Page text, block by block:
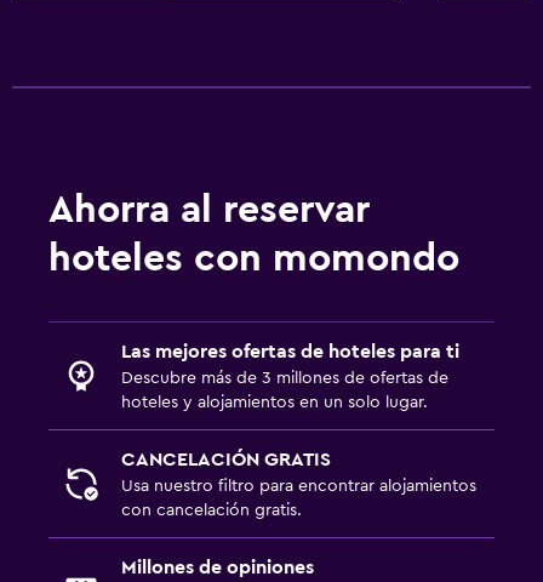
Ahorra al reservar
hoteles con momondo
Las mejores ofertas de hoteles para ti
Descubre más de 3 millones de ofertas de
hoteles y alojamientos en un solo lugar.
CANCELACIÓN GRATIS
Usa nuestro filtro para encontrar alojamientos
con cancelación gratis.
Millones de opiniones